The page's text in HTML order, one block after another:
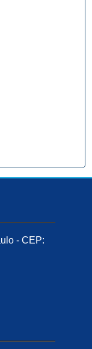
- CEP: